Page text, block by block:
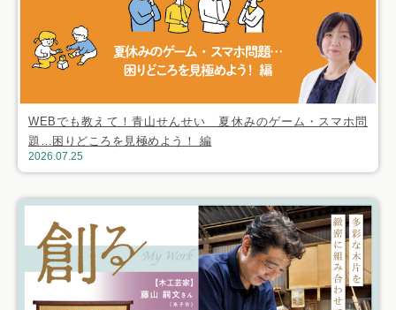
WEBでも教えて！青山せんせい 夏休みのゲーム・スマホ問
題…困りどころを見極めよう！ 編
2026.07.25